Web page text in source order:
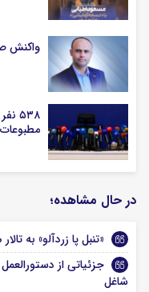
واکنش
در حال مشاهده؛
«تنبل پا زردآلو» به
جزئیاتی از
شاغل